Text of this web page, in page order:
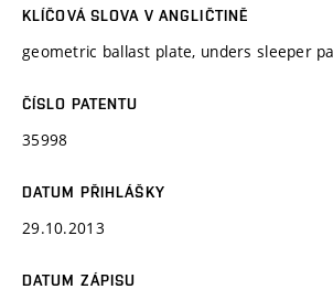
KLÍČOVÁ SLOVA V ANGLIČTINĚ
geometric ballast plate, unders sleeper
ČÍSLO PATENTU
35998
DATUM PŘIHLÁŠKY
29.10.2013
DATUM ZÁPISU